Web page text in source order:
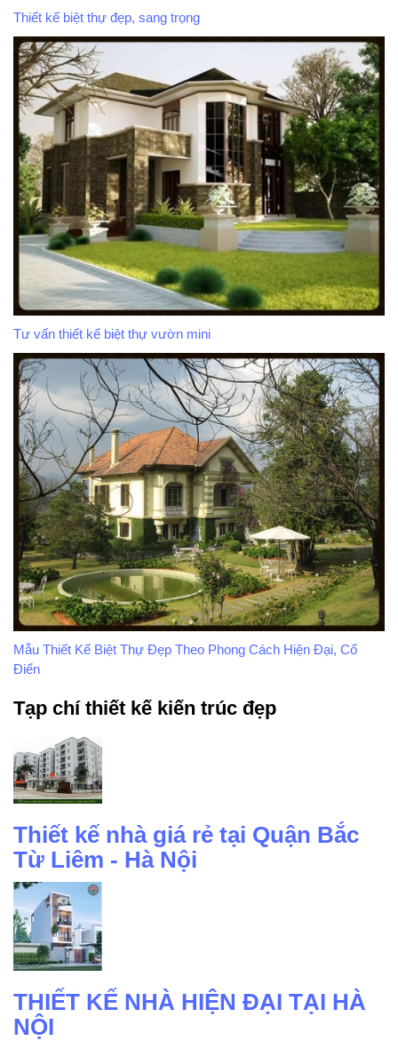
Thiết kế biệt thự đẹp, sang trọng
Tư vấn thiết kế biệt thự vườn mini
Mẫu Thiết Kế Biệt Thự Đẹp Theo Phong Cách Hiện Đại, Cổ
Điển
Tạp chí thiết kế kiến trúc đẹp
Thiết kế nhà giá rẻ tại Quận Bắc
Từ Liêm - Hà Nội
THIẾT KẾ NHÀ HIỆN ĐẠI TẠI HÀ
NỘI